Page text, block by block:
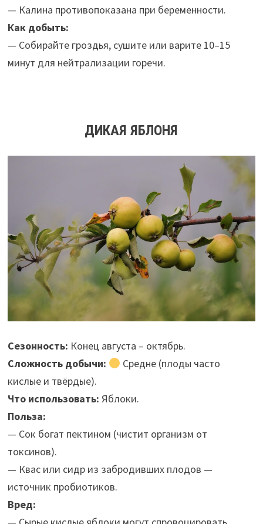
— Калина противопоказана при беременности.
Как добыть:
— Собирайте гроздья, сушите или варите 10–15
минут для нейтрализации горечи.
ДИКАЯ ЯБЛОНЯ
Сезонность: Конец августа – октябрь.
Сложность добычи:
Средне (плоды часто
кислые и твёрдые).
Что использовать: Яблоки.
Польза:
— Сок богат пектином (чистит организм от
токсинов).
— Квас или сидр из забродивших плодов —
источник пробиотиков.
Вред: